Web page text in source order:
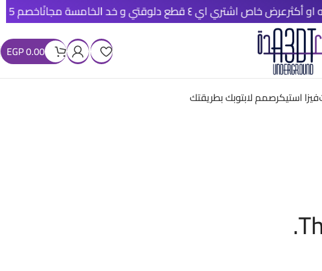
خصم 5% عند الدفع الأونلاين عرض خاص اشتري اي ٤ قطع دلوقتي و خد الخامسة مجانًا
EGP0.00
فيزا استيكرصمم لابتوبك بطريقتك